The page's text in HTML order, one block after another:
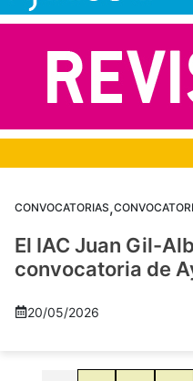
CONVOCATORIAS,
El IAC Juan Gil-
convocatoria de
20/05/2026